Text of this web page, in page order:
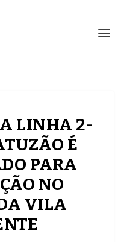
LINHA 2-
É
PARA
NO
VILA